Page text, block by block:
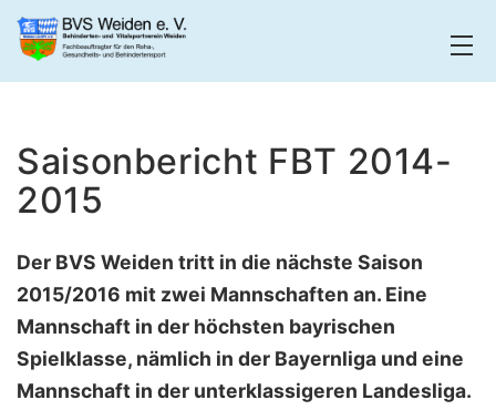
Zum
Inhalt
springen
Saisonbericht FBT 2014-
2015
Der BVS Weiden tritt in die nächste Saison
2015/2016 mit zwei Mannschaften an. Eine
Mannschaft in der höchsten bayrischen
Spielklasse, nämlich in der Bayernliga und eine
Mannschaft in der unterklassigeren Landesliga.